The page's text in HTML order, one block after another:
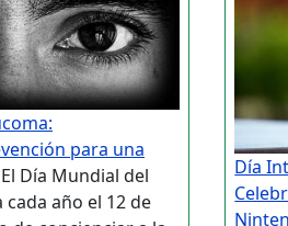
para una
El Día Mundial del
año el 12 de
Día